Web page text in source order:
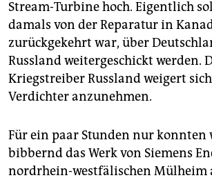
Stream-Turbine hoch. Eigentlich
damals von der Reparatur in
zurückgekehrt war, über
Russland weitergeschickt werden.
Kriegstreiber Russland weigert
Verdichter anzunehmen.
Für ein paar Stunden nur konnten
bibbernd das Werk von Siemens
nordrhein-westfälischen Mülheim